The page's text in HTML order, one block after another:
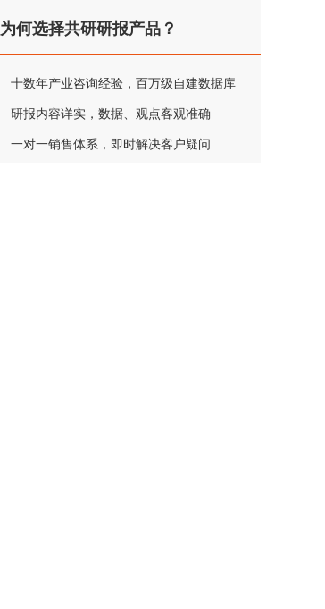
为何选择共研研报产品？
十数年产业咨询经验，百万级自建数据库
研报内容详实，数据、观点客观准确
一对一销售体系，即时解决客户疑问